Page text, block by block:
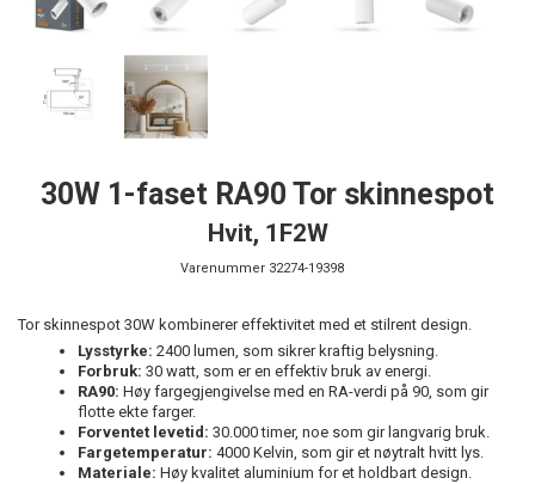
30W 1-faset RA90 Tor skinnespot
Hvit, 1F2W
Varenummer 32274-19398
Tor skinnespot 30W kombinerer effektivitet med et stilrent design.
Lysstyrke: 2400 lumen, som sikrer kraftig belysning.
Forbruk: 30 watt, som er en effektiv bruk av energi.
RA90: Høy fargegjengivelse med en RA-verdi på 90, som gir
flotte ekte farger.
Forventet levetid: 30.000 timer, noe som gir langvarig bruk.
Fargetemperatur: 4000 Kelvin, som gir et nøytralt hvitt lys.
Materiale: Høy kvalitet aluminium for et holdbart design.